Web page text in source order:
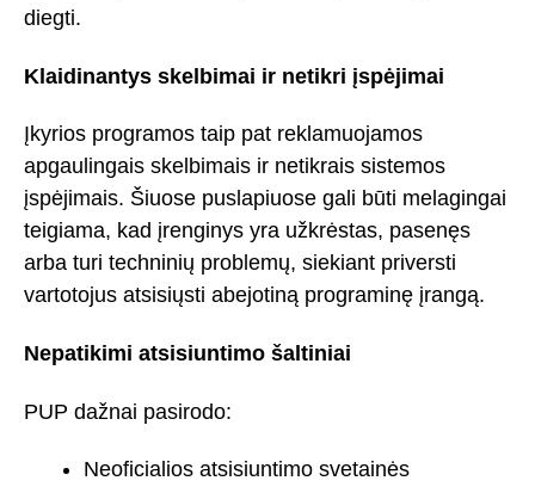
diegti.
Klaidinantys skelbimai ir netikri įspėjimai
Įkyrios programos taip pat reklamuojamos
apgaulingais skelbimais ir netikrais sistemos
įspėjimais. Šiuose puslapiuose gali būti melagingai
teigiama, kad įrenginys yra užkrėstas, pasenęs
arba turi techninių problemų, siekiant priversti
vartotojus atsisiųsti abejotiną programinę įrangą.
Nepatikimi atsisiuntimo šaltiniai
PUP dažnai pasirodo:
Neoficialios atsisiuntimo svetainės